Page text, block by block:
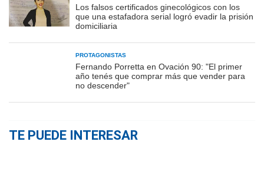
Los falsos certificados ginecológicos con los
que una estafadora serial logró evadir la prisión
domiciliaria
PROTAGONISTAS
Fernando Porretta en Ovación 90: "El primer
año tenés que comprar más que vender para
no descender"
TE PUEDE INTERESAR